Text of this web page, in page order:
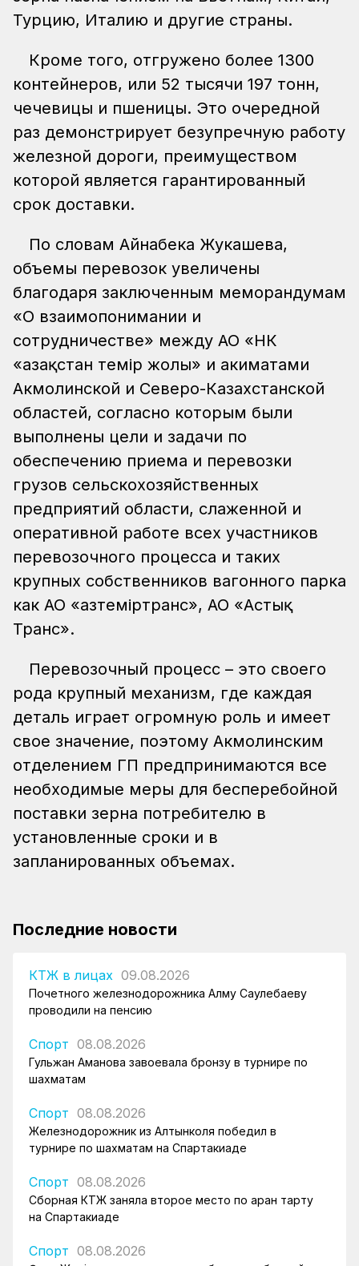
Турцию, Италию и другие страны.
Кроме того, отгружено более 1300
контейнеров, или 52 тысячи 197 тонн,
чечевицы и пшеницы. Это очередной
раз демонстрирует безупречную работу
железной дороги, преимуществом
которой является гарантированный
срок доставки.
По словам Айнабека Жукашева,
объемы перевозок увеличены
благодаря заключенным меморандумам
«О взаимопонимании и
сотрудничестве» между АО «НК
«Қазақстан темір жолы» и акиматами
Акмолинской и Северо-Казахстанской
областей, согласно которым были
выполнены цели и задачи по
обеспечению приема и перевозки
грузов сельскохозяйственных
предприятий области, слаженной и
оперативной работе всех участников
перевозочного процесса и таких
крупных собственников вагонного парка
как АО «Қазтеміртранс», АО «Астық
Транс».
Перевозочный процесс – это своего
рода крупный механизм, где каждая
деталь играет огромную роль и имеет
свое значение, поэтому Акмолинским
отделением ГП предпринимаются все
необходимые меры для бесперебойной
поставки зерна потребителю в
установленные сроки и в
запланированных объемах.
Последние новости
КТЖ в лицах 09.08.2026
Почетного железнодорожника Алму Саулебаеву
проводили на пенсию
Спорт 08.08.2026
Гульжан Аманова завоевала бронзу в турнире по
шахматам
Спорт 08.08.2026
Железнодорожник из Алтынколя победил в
турнире по шахматам на Спартакиаде
Спорт 08.08.2026
Сборная КТЖ заняла второе место по арқан тарту
на Спартакиаде
Спорт 08.08.2026